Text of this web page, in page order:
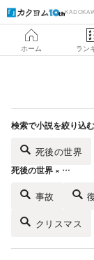
ホーム ラン
検索で小説を絞り込む
死後の世界
死後の世界 × …
事故
クリスマス